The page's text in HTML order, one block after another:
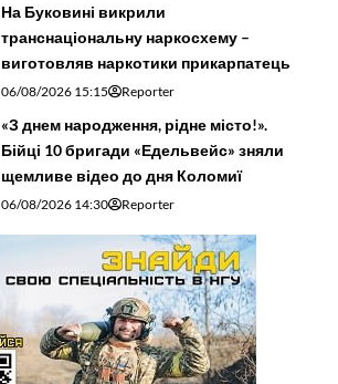
На Буковині викрили
транснаціональну наркосхему –
виготовляв наркотики прикарпатець
06/08/2026 15:15 Reporter
«З днем народження, рідне місто!».
Бійці 10 бригади «Едельвейс» зняли
щемливе відео до дня Коломиї
06/08/2026 14:30 Reporter